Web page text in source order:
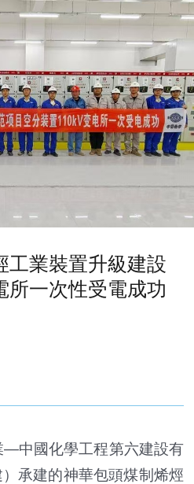
工業裝置升級建設
所一次性受電成功
中國化學工程第六建設有
承建的神華包頭煤制烯烴